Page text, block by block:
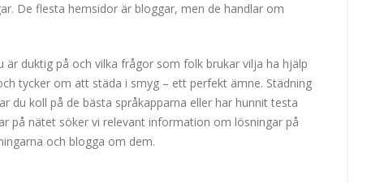
De flesta hemsidor är bloggar, men de handlar om
duktig på och vilka frågor som folk brukar vilja ha hjälp
tycker om att städa i smyg – ett perfekt ämne. Städning
du koll på de bästa språkapparna eller har hunnit testa
på nätet söker vi relevant information om lösningar på
och blogga om dem.